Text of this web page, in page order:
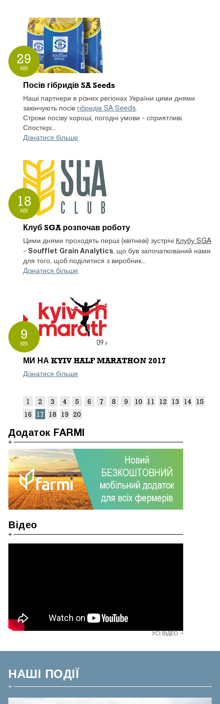
29
КВІ
Посів гібридів SA Seeds
Наші партнери в різних регіонах України цими днями
закінчують посів гібридів SA Seeds.
Строки посіву хороші, погодні умови - сприятливі.
Спостері...
Дізнатися більше
18
КВІ
Клуб SGA розпочав роботу
Цими днями проходять перші (квітневі) зустрічі Клубу SGA
- Soufflet Grain Analytics, що був започаткований нами
для того, щоб поділитися з виробник...
Дізнатися більше
9
КВІ
МИ НА KYIV HALF MARATHON 2017
Дізнатися більше
1 2 3 4 5 6 7 8 9 10 11 12 13 14
15
16
17 18 19 20
Додаток FARMI
Відео
УСІ ВІДЕО
НАШІ ПОДІЇ